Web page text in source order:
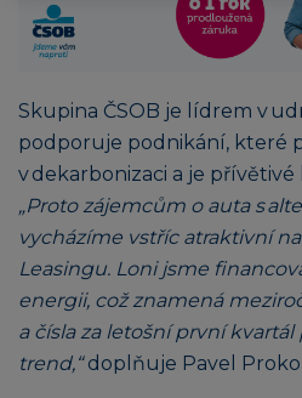
Skupina ČSOB je lídrem v
podporuje podnikání, které
v dekarbonizaci a je
„Proto zájemcům o auta s
vycházíme vstříc atraktivní
Leasingu. Loni jsme
energii, což znamená
a čísla za letošní první
trend,“doplňuje Pavel